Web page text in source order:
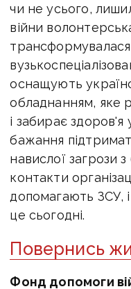
чи не усього,
війни
трансформувалася
оснащують
обладнанням, яке
і забирає
бажання
навислої загрози
контакти
допомагають ЗСУ,
це сьогодні.
Повернись
Фонд допомоги